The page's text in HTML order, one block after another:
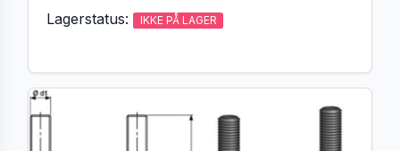
Lagerstatus: IKKE PÅ LAGER